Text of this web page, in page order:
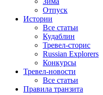
Отпуск
Истории
Все статьи
Кудаблин
Тревел-сторис
Russian Explorers
Конкурсы
Тревел-новости
Все статьи
Правила транзита